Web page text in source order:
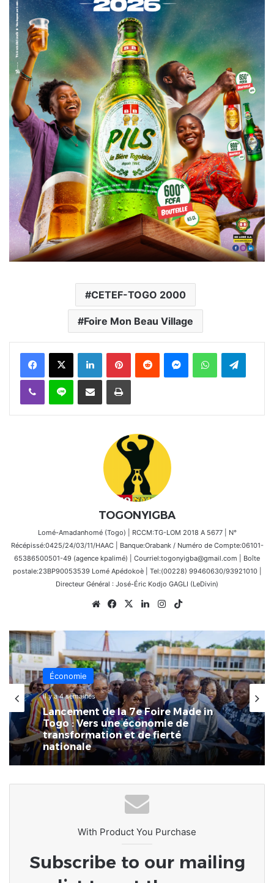
CETEF-TOGO 2000
Foire Mon Beau Village
FacebookX Linkedin PinterestReddit MessengerWhatsAppTelegram
Viber Ligne Partager par email Imprimer
TOGONYIGBA
Lomé-Amadanhomé (Togo) | RCCM:TG-LOM 2018 A 5677 | N°
Récépissé:0425/24/03/11/HAAC | Banque:Orabank / Numéro de Compte:06101-
65386500501-49 (agence kpalimé) | Courriel:togonyigba@gmail.com | Boîte
postale:23BP90053539 Lomé Apédokoè | Tel:(00228) 99460630/93921010 |
Directeur Général : José-Éric Kodjo GAGLI (LeDivin)
WebsiteFacebook
X LinkedinInstagram
Économie
il y a 4 semaines
transformation et de fierté
Économie
4 juillet 2026
La 7ème Foire Made in Togo au
CETEF Togo 2000 bat déjà son plein
With Product You Purchase
Subscribe to our mailing